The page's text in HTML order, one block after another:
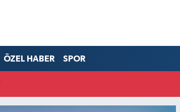
ÖZEL HABER SPOR